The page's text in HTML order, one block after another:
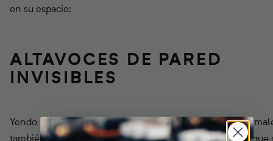
en su espacio:
ALTAVOCES DE PARED
INVISIBLES
Yendo un paso por encima de los altavoces de pared
también tiene "altavoces invisibles" como los altavoces que